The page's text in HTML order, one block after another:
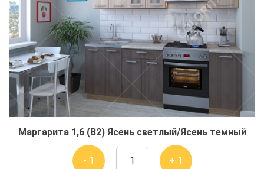
Маргарита 1,6 (В2) Ясень светлый/Ясень темный
- 1 + 1